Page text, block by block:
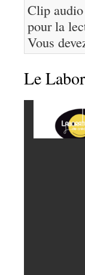
Clip
pour la
Vous
Le